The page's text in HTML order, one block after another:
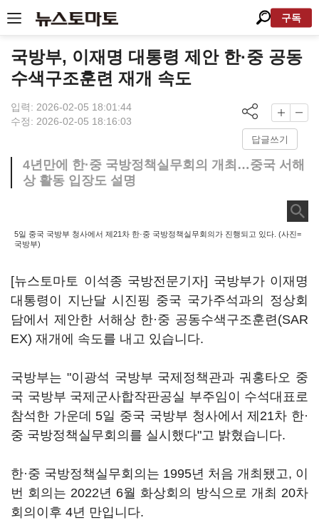
구독
국방부, 이재명 대통령 제안 한·중 공동
수색구조훈련 재개 속도
입력: 2026-02-05 18:01:44
수정: 2026-02-05 18:16:03
답글쓰기
4년만에 한·중 국방정책실무회의 개최…중국 서해
상 활동 입장도 설명
5일 중국 국방부 청사에서 제21차 한·중 국방정책실무회의가 진행되고 있다. (사진=
국방부)
[뉴스토마토 이석종 국방전문기자] 국방부가 이재명
대통령이 지난달 시진핑 중국 국가주석과의 정상회
담에서 제안한 서해상 한·중 공동수색구조훈련(SAR
EX) 재개에 속도를 내고 있습니다.
국방부는 "이광석 국방부 국제정책관과 궈홍타오 중
국 국방부 국제군사합작판공실 부주임이 수석대표로
참석한 가운데 5일 중국 국방부 청사에서 제21차 한·
중 국방정책실무회의를 실시했다"고 밝혔습니다.
한·중 국방정책실무회의는 1995년 처음 개최됐고, 이
번 회의는 2022년 6월 화상회의 방식으로 개최 20차
회의이후 4년 만입니다.